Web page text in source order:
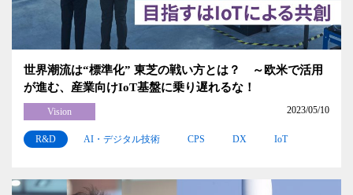
世界潮流は“標準化” 東芝の戦い方とは？ ～欧米で活用
が進む、産業向けIoT基盤に乗り遅れるな！
2023/05/10
Vision
R&D AI・デジタル技術 CPS DX IoT